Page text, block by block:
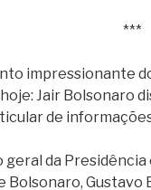
***
impressionante
Jair Bolsonaro
de
da
Bolsonaro, Gustavo